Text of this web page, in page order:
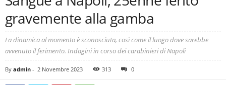
gravemente alla gamba
La dinamica al momento è sconosciuta, così come il luogo dove sarebbe
avvenuto il ferimento. Indagini in corso dei carabinieri di Napoli
By admin - 2 Novembre 2023 313 0